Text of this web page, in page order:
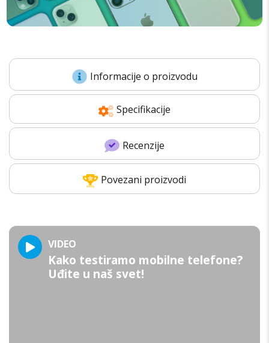
Informacije o proizvodu
Specifikacije
Recenzije
Povezani proizvodi
VIDEO
Kako testiramo mobilne telefone?
Uđite u naš svet!